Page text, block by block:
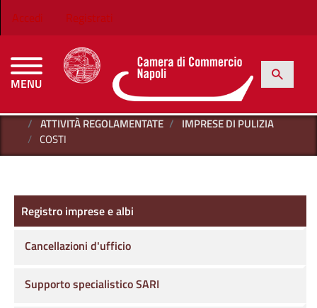
Menu profilo utente
Accedi Registrati
MENU
CAMERE DI COMMERCIO D'ITALIA
Cerca
h
ATTIVITÀ REGOLAMENTATE
IMPRESE DI PULIZIA
COSTI
Registro imprese e albi
Registro imprese e albi
Cancellazioni d'ufficio
Supporto specialistico SARI